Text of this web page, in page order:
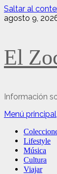
Saltar al
agosto 9,
El
Información
Menú principal
Lifestyle
Música
Cultura
Viajar